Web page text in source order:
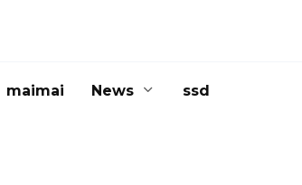
maimai News ssd